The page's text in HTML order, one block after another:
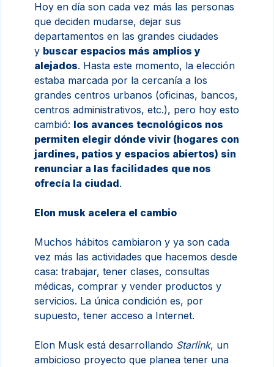
Hoy en día son cada vez más las personas
que deciden mudarse, dejar sus
departamentos en las grandes ciudades
y buscar espacios más amplios y
alejados. Hasta este momento, la elección
estaba marcada por la cercanía a los
grandes centros urbanos (oficinas, bancos,
centros administrativos, etc.), pero hoy esto
cambió: los avances tecnológicos nos
permiten elegir dónde vivir (hogares con
jardines, patios y espacios abiertos) sin
renunciar a las facilidades que nos
ofrecía la ciudad.
Elon musk acelera el cambio
Muchos hábitos cambiaron y ya son cada
vez más las actividades que hacemos desde
casa: trabajar, tener clases, consultas
médicas, comprar y vender productos y
servicios. La única condición es, por
supuesto, tener acceso a Internet.
Elon Musk está desarrollando Starlink, un
ambicioso proyecto que planea tener una